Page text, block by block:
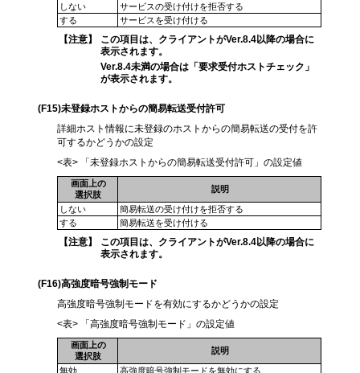
しない
サービスの受け付けを拒否する
する
サービスを受け付ける
【注意】
この項目は、クライアントがVer.8.4以降の場合に
表示されます。
Ver.8.4未満の場合は「要求受付ホストチェック」
が表示されます。
(F15)未登録ホストからの簡易転送受付許可
詳細ホスト情報に未登録のホストからの簡易転送の受付を許
可するかどうかの設定
<表> 「未登録ホストからの簡易転送受付許可」の設定値
画面上の
選択肢
説明
しない
簡易転送の受け付けを拒否する
する
簡易転送を受け付ける
【注意】
この項目は、クライアントがVer.8.4以降の場合に
表示されます。
(F16)高強度暗号強制モード
高強度暗号強制モードを有効にするかどうかの設定
<表> 「高強度暗号強制モード」の設定値
画面上の
選択肢
説明
無効 高強度暗号強制モードを無効にする